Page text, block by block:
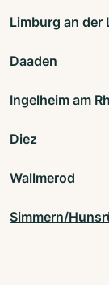
Limburg an der
Daaden
Ingelheim am
Diez
Wallmerod
Simmern/